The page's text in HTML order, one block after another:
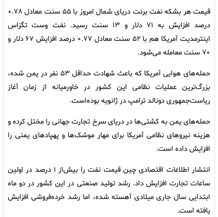
قیمت هر بشکه نفت برنت دریای شمال امروز با ۵۵ سنت معادل ۰.۷۸
درصد افزایش به ۷۱ دلار و ۱۳ سنت رسید. نفت وست تگزاس
اینترمدیت آمریکا هم با ۵۲ سنت معادل ۰.۷۷ درصد افزایش ۶۷ دلار و
۷۰ سنت معامله می‌شود.
حمله‌های هوایی آمریکا که باعث شهادت حداقل ۵۳ نفر در یمن شده،
بزرگ‌ترین عملیات نظامی این کشور در خاورمیانه از زمان آغاز
ریاست‌جمهوری دونالد ترامپ در ژانویه بوده‌است.
حمله‌های یمن به کشتی‌ها در دریای سرخ تجارت جهانی را مختل کرده و
هزینه نیروهای نظامی آمریکا برای مهار موشک‌ها و پهپادهای یمنی را
افزایش داده است.
انتشار اطلاعات اقتصادی چین قیمت نفت را بیش‌از ۱ درصد در اولین
ساعات تجارت افزایش داد. رشد تولید صنعتی در این کشور در دو ماه
ابتدایی سال جاری میلادی آهسته شده، اما رشد خرده‌فروشی افزایش
یافته است.